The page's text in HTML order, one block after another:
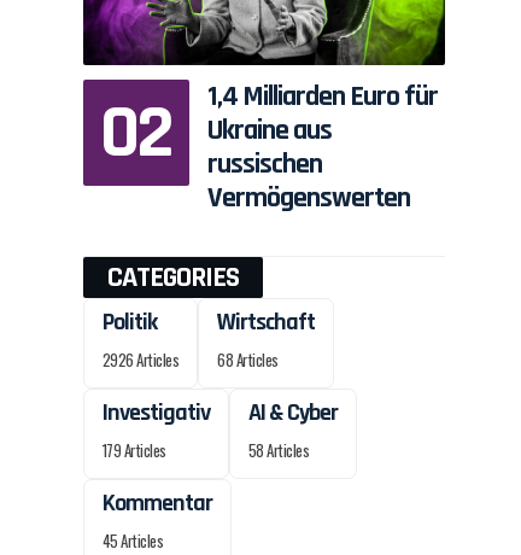
1,4 Milliarden Euro für
Ukraine aus
russischen
Vermögenswerten
CATEGORIES
Politik
2926 Articles
Wirtschaft
68 Articles
Investigativ
179 Articles
AI & Cyber
58 Articles
Kommentar
45 Articles